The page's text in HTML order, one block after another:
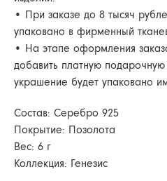
• При заказе до 8 тысяч
упаковано в фирменный
• На этапе оформления
добавить платную
украшение будет упаковано
Состав: Серебро 925
Покрытие: Позолота
Вес: 6 г
Коллекция: Генезис
ПОЛИТИКА ИСПОЛЬЗОВАНИЯ ФАЙЛОВ
ПОЛИТИКА КОНФИДЕНЦИАЛЬНОСТИ
2025 © QARI QRIS